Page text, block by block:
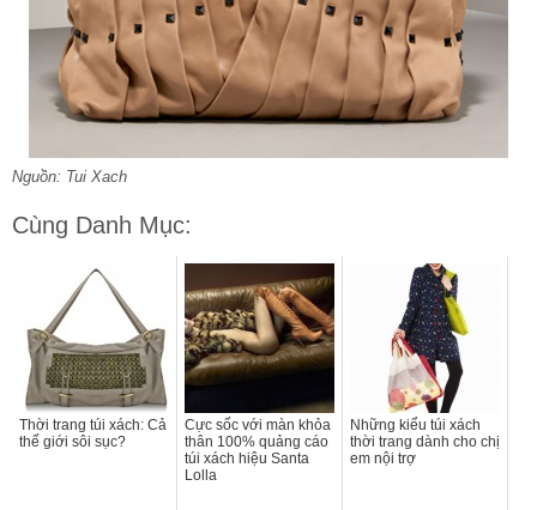
Nguồn: Tui Xach
Cùng Danh Mục:
Thời trang túi xách: Cả
thế giới sôi sục?
Cực sốc với màn khỏa
thân 100% quảng cáo
túi xách hiệu Santa
Lolla
Những kiểu túi xách
thời trang dành cho chị
em nội trợ